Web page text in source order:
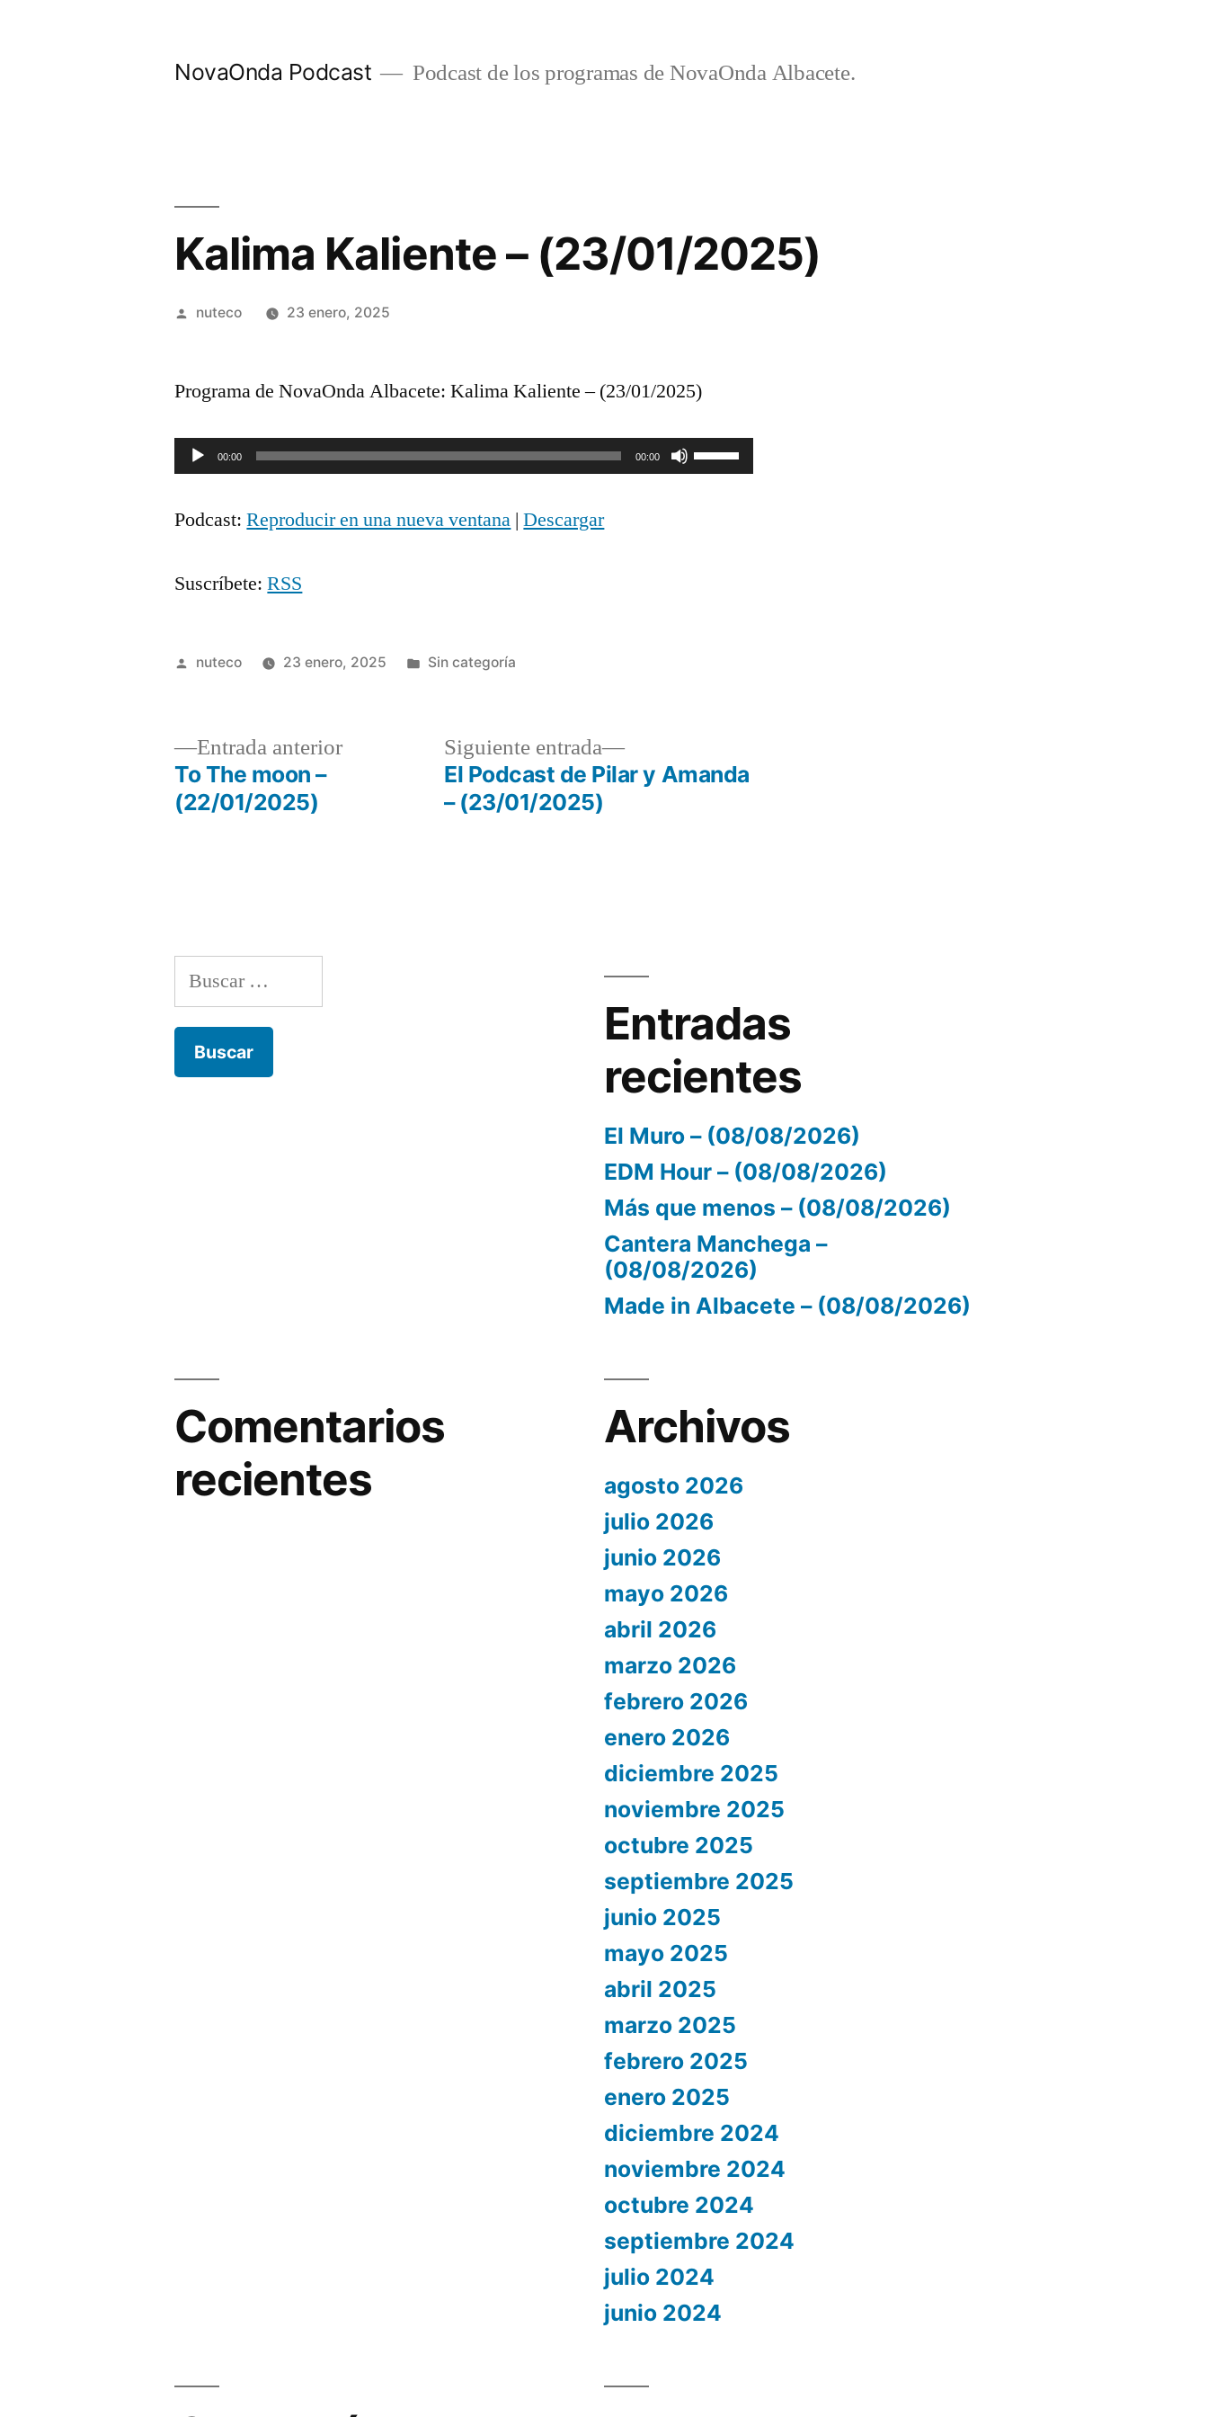
NovaOnda Podcast Podcast de los programas de NovaOnda Albacete.
Kalima Kaliente – (23/01/2025)
Publicada
nuteco 23 enero, 2025
Programa de NovaOnda Albacete: Kalima Kaliente – (23/01/2025)
Reproductor
audio
00:00 00:00
Utiliza
disminuir
Podcast:Reproducir en una nueva ventana |Descargar
Suscríbete:RSS
Publicada
nuteco 23 enero, 2025
Publicada
Sin categoría
Navegación
Entrada anteriorEntrada
To The moon –
(22/01/2025)
Siguiente entrada
Siguiente
entrada:
El Podcast de Pilar y Amanda
– (23/01/2025)
Buscar:
Entradas
recientes
El Muro – (08/08/2026)
EDM Hour – (08/08/2026)
Más que menos – (08/08/2026)
Cantera Manchega –
(08/08/2026)
Made in Albacete – (08/08/2026)
Comentarios
recientes
Archivos
agosto 2026
julio 2026
junio 2026
mayo 2026
abril 2026
marzo 2026
febrero 2026
enero 2026
diciembre 2025
noviembre 2025
octubre 2025
septiembre 2025
junio 2025
mayo 2025
abril 2025
marzo 2025
febrero 2025
enero 2025
diciembre 2024
noviembre 2024
octubre 2024
septiembre 2024
julio 2024
junio 2024